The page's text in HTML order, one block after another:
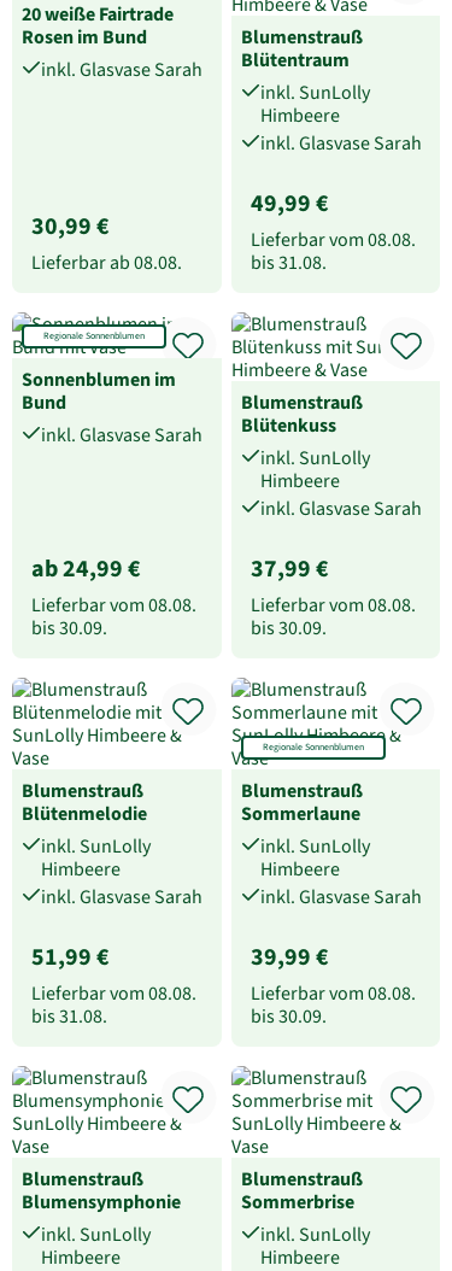
20 weiße Fairtrade
Rosen im Bund
inkl. Glasvase Sarah
30,99 €
Lieferbar ab08.08.
Blumenstrauß
Blütentraum
inkl. SunLolly
Himbeere
inkl. Glasvase Sarah
49,99 €
Lieferbar vom08.08.
bis31.08.
Regionale Sonnenblumen
Sonnenblumen im
Bund
inkl. Glasvase Sarah
ab 24,99 €
Lieferbar vom08.08.
bis30.09.
Blumenstrauß
Blütenkuss
inkl. SunLolly
Himbeere
inkl. Glasvase Sarah
37,99 €
Lieferbar vom08.08.
bis30.09.
Blumenstrauß
Blütenmelodie
inkl. SunLolly
Himbeere
inkl. Glasvase Sarah
51,99 €
Lieferbar vom08.08.
bis31.08.
Regionale Sonnenblumen
Blumenstrauß
Sommerlaune
inkl. SunLolly
Himbeere
inkl. Glasvase Sarah
39,99 €
Lieferbar vom08.08.
bis30.09.
Blumenstrauß
Blumensymphonie
inkl. SunLolly
Himbeere
Blumenstrauß
Sommerbrise
inkl. SunLolly
Himbeere